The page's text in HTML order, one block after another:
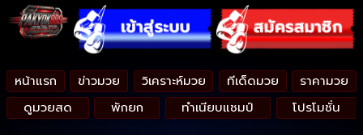
หน้าแรก ข่าวมวย วิเคราะห์มวย ทีเด็ดมวย
ราคามวย
ดูมวยสด
พักยก ทำเนียบแชมป์ โปรโมชั่น